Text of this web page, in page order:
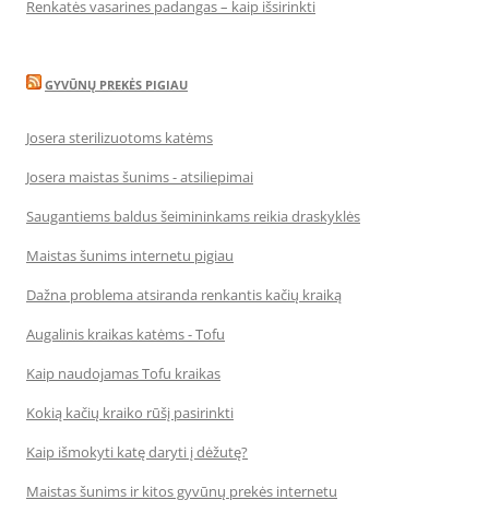
Renkatės vasarines padangas – kaip išsirinkti
GYVŪNŲ PREKĖS PIGIAU
Josera sterilizuotoms katėms
Josera maistas šunims - atsiliepimai
Saugantiems baldus šeimininkams reikia draskyklės
Maistas šunims internetu pigiau
Dažna problema atsiranda renkantis kačių kraiką
Augalinis kraikas katėms - Tofu
Kaip naudojamas Tofu kraikas
Kokią kačių kraiko rūšį pasirinkti
Kaip išmokyti katę daryti į dėžutę?
Maistas šunims ir kitos gyvūnų prekės internetu